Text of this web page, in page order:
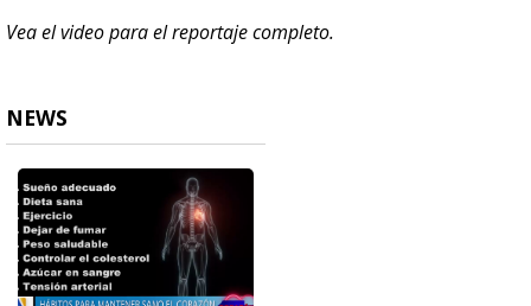
Vea el video para el reportaje completo.
NEWS